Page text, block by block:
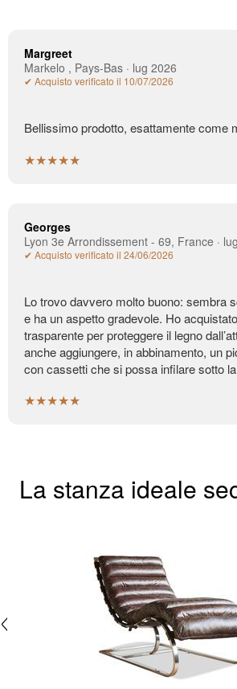
Margreet
Markelo , Pays-Bas · lug 2026
✔ Acquisto verificato il 10/07/2026
Bellissimo prodotto, esattamente come
★★★★★
Georges
Lyon 3e Arrondissement - 69, France ·
✔ Acquisto verificato il 24/06/2026
Lo trovo davvero molto buono: sembra
e ha un aspetto gradevole. Ho
trasparente per proteggere il legno
anche aggiungere, in abbinamento, un
con cassetti che si possa infilare sotto
★★★★★
La stanza ideale